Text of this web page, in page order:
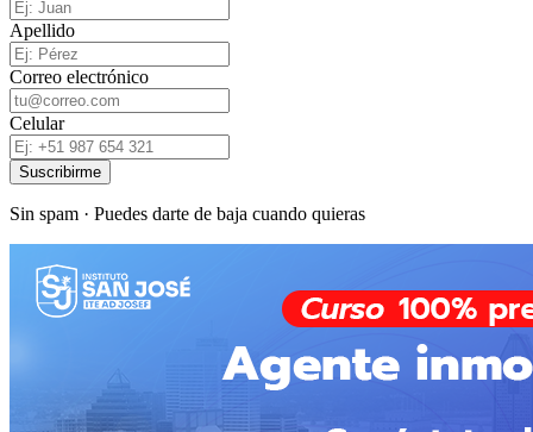
Apellido
Correo electrónico
Celular
Suscribirme
Sin spam · Puedes darte de baja cuando quieras